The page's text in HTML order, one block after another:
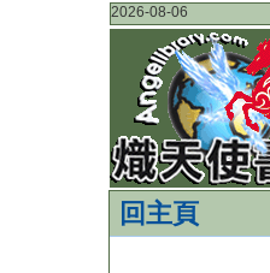
2026-08-06
回主頁